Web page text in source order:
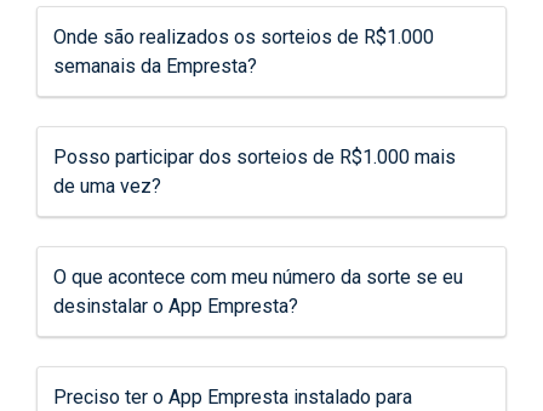
Onde são realizados os sorteios de R$1.000
semanais da Empresta?
Posso participar dos sorteios de R$1.000 mais
de uma vez?
O que acontece com meu número da sorte se eu
desinstalar o App Empresta?
Preciso ter o App Empresta instalado para